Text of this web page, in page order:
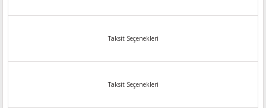
Taksit Seçenekleri
Taksit Seçenekleri